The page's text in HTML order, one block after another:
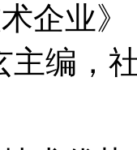
术企业
主编，